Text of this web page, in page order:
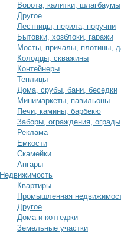
Ворота, калитки, шлагбаумы
Другое
Лестницы, перила, поручни
Бытовки, хозблоки, гаражи
Мосты, причалы, плотины,
Колодцы, скважины
Контейнеры
Теплицы
Дома, срубы, бани, беседки
Минимаркеты, павильоны
Печи, камины, барбекю
Заборы, ограждения, ограды
Реклама
Емкости
Скамейки
Ангары
Недвижимость
Квартиры
Промышленная
Другое
Дома и коттеджи
Земельные участки